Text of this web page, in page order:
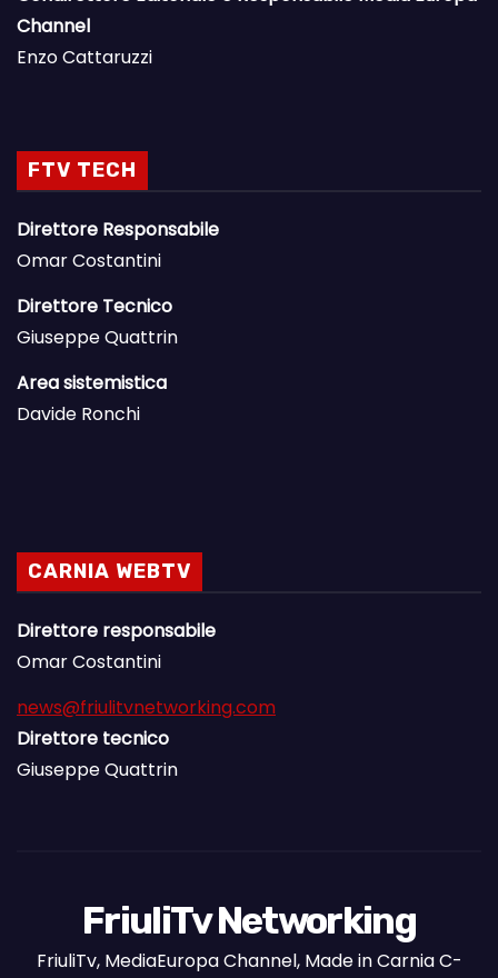
Channel
Enzo Cattaruzzi
FTV TECH
Direttore Responsabile
Omar Costantini
Direttore Tecnico
Giuseppe Quattrin
Area sistemistica
Davide Ronchi
CARNIA WEBTV
Direttore responsabile
Omar Costantini
news@friulitvnetworking.com
Direttore tecnico
Giuseppe Quattrin
FriuliTv Networking
FriuliTv, MediaEuropa Channel, Made in Carnia C-